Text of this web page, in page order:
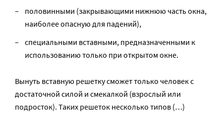
половинными (закрывающими нижнюю часть окна,
наиболее опасную для падений),
специальными вставными, предназначенными к
использованию только при открытом окне.
Вынуть вставную решетку сможет только человек с
достаточной силой и смекалкой (взрослый или
подросток). Таких решеток несколько типов (…)